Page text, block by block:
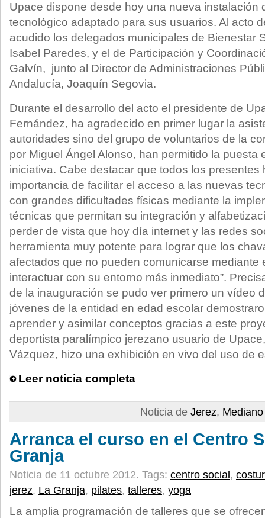
Upace dispone desde hoy una nueva instalación
tecnológico adaptado para sus usuarios. Al acto
acudido los delegados municipales de Bienestar
Isabel Paredes, y el de Participación y
Galvín, junto al Director de Administraciones
Andalucía, Joaquín Segovia.
Durante el desarrollo del acto el presidente de
Fernández, ha agradecido en primer lugar la
autoridades sino del grupo de voluntarios de la
por Miguel Ángel Alonso, han permitido la puesta
iniciativa. Cabe destacar que todos los presentes
importancia de facilitar el acceso a las nuevas
con grandes dificultades físicas mediante la
técnicas que permitan su integración y
perder de vista que hoy día internet y las redes
herramienta muy potente para lograr que los
afectados que no pueden comunicarse mediante
interactuar con su entorno más inmediato”.
de la inauguración se pudo ver primero un vídeo
jóvenes de la entidad en edad escolar
aprender y asimilar conceptos gracias a este
deportista paralímpico jerezano usuario de
Vázquez, hizo una exhibición en vivo del uso de
Leer noticia completa
Noticia de Jerez,
Arranca el curso en el Centro
Granja
Noticia de 11 octubre 2012. Tags: centro social ,
jerez, La Granja, pilates, talleres, yoga
La amplia programación de talleres que se